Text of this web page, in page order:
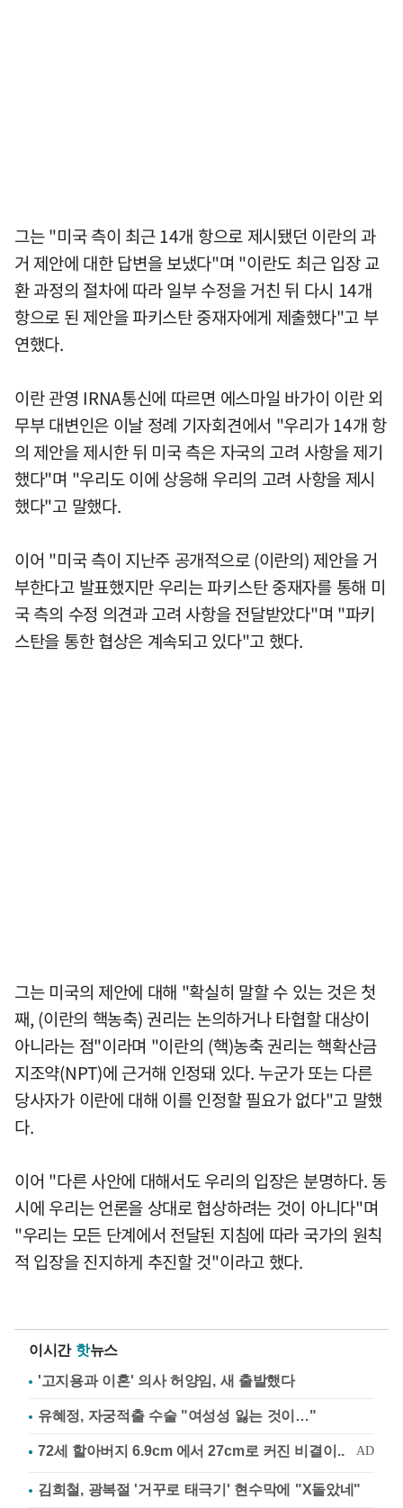
그는 "미국 측이 최근 14개 항으로 제시됐던 이란의 과
거 제안에 대한 답변을 보냈다"며 "이란도 최근 입장 교
환 과정의 절차에 따라 일부 수정을 거친 뒤 다시 14개
항으로 된 제안을 파키스탄 중재자에게 제출했다"고 부
연했다.
이란 관영 IRNA통신에 따르면 에스마일 바가이 이란 외
무부 대변인은 이날 정례 기자회견에서 "우리가 14개 항
의 제안을 제시한 뒤 미국 측은 자국의 고려 사항을 제기
했다"며 "우리도 이에 상응해 우리의 고려 사항을 제시
했다"고 말했다.
이어 "미국 측이 지난주 공개적으로 (이란의) 제안을 거
부한다고 발표했지만 우리는 파키스탄 중재자를 통해 미
국 측의 수정 의견과 고려 사항을 전달받았다"며 "파키
스탄을 통한 협상은 계속되고 있다"고 했다.
그는 미국의 제안에 대해 "확실히 말할 수 있는 것은 첫
째, (이란의 핵농축) 권리는 논의하거나 타협할 대상이
아니라는 점"이라며 "이란의 (핵)농축 권리는 핵확산금
지조약(NPT)에 근거해 인정돼 있다. 누군가 또는 다른
당사자가 이란에 대해 이를 인정할 필요가 없다"고 말했
다.
이어 "다른 사안에 대해서도 우리의 입장은 분명하다. 동
시에 우리는 언론을 상대로 협상하려는 것이 아니다"며
"우리는 모든 단계에서 전달된 지침에 따라 국가의 원칙
적 입장을 진지하게 추진할 것"이라고 했다.
이시간 핫뉴스
'고지용과 이혼' 의사 허양임, 새 출발했다
유혜정, 자궁적출 수술 "여성성 잃는 것이…"
김희철, 광복절 '거꾸로 태극기' 현수막에 "X돌았네"